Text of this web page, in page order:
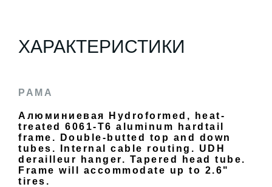
ХАРАКТЕРИСТИКИ
РАМА
Алюминиевая Hydroformed, heat-
treated 6061-T6 aluminum hardtail
frame. Double-butted top and down
tubes. Internal cable routing. UDH
derailleur hanger. Tapered head tube.
Frame will accommodate up to 2.6"
tires.